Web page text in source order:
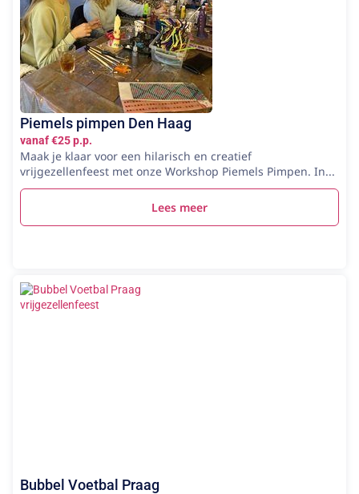
Piemels pimpen Den Haag
vanaf €25 p.p.
Maak je klaar voor een hilarisch en creatief
vrijgezellenfeest met onze Workshop Piemels Pimpen. In...
Lees meer
Bubbel Voetbal Praag